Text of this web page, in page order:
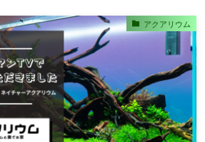
アクアリウム